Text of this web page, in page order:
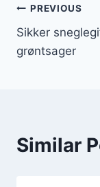
PREVIOUS
Sikker
grøntsager
Similar